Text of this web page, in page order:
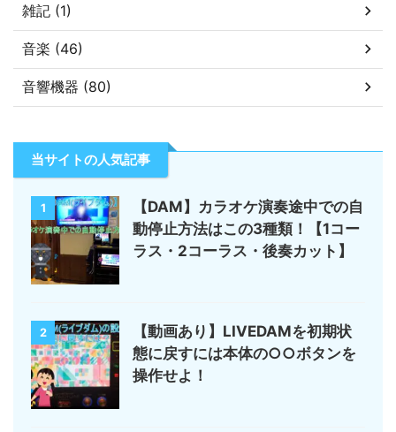
雑記 (1)
音楽 (46)
音響機器 (80)
当サイトの人気記事
1
【DAM】カラオケ演奏途中での自
動停止方法はこの3種類！【1コー
ラス・2コーラス・後奏カット】
2
【動画あり】LIVEDAMを初期状
態に戻すには本体の○○ボタンを
操作せよ！